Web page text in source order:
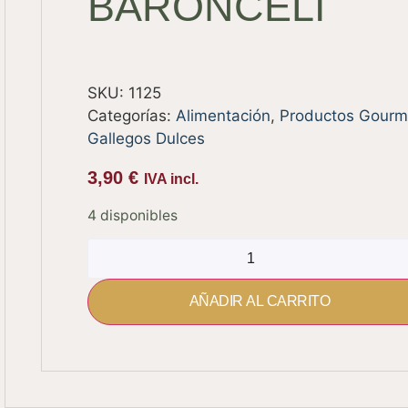
SKU: 1125
Categorías: Alimentación, Productos
Gallegos Dulces
3,90 € IVA incl.
4 disponibles
AÑADIR AL CARRITO